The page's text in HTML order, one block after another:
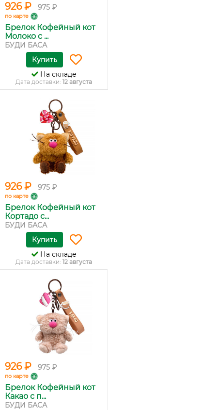
926 ₽ 975 ₽
по карте
Брелок Кофейный кот
Молоко с ...
БУДИ БАСА
Купить
На складе
Дата доставки: 12 августа
926 ₽ 975 ₽
по карте
Брелок Кофейный кот
Кортадо с...
БУДИ БАСА
Купить
На складе
Дата доставки: 12 августа
926 ₽ 975 ₽
по карте
Брелок Кофейный кот
Какао с п...
БУДИ БАСА